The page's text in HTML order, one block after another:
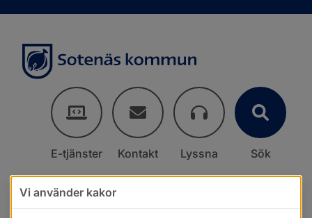
E-tjänster Kontakt Lyssna Sök
Vi använder kakor